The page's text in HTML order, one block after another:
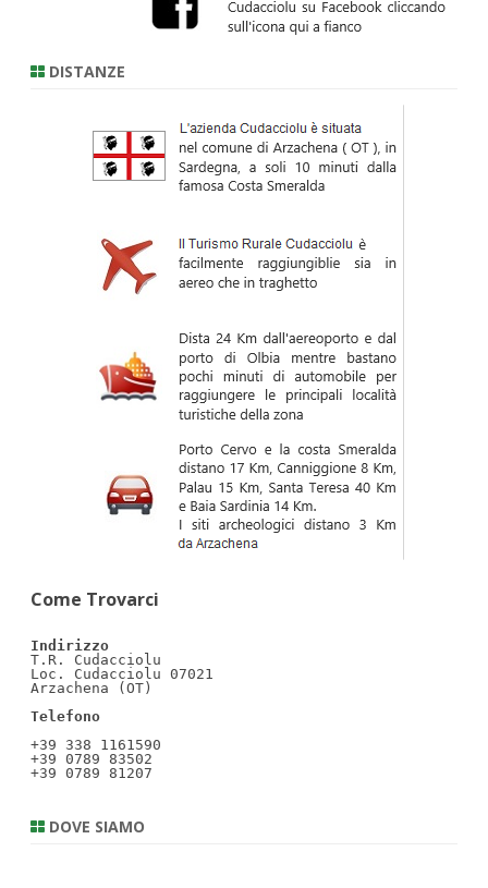
DISTANZE
Come Trovarci
Indirizzo
T.R. Cudacciolu
Loc. Cudacciolu 07021
Arzachena (OT)
Telefono
+39 338 1161590
+39 0789 83502
+39 0789 81207
DOVE SIAMO